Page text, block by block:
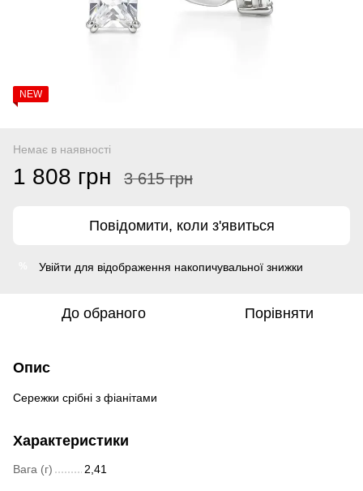
NEW
Немає в наявності
1 808 грн 3 615 грн
Повідомити, коли з'явиться
Увійти для відображення накопичувальної знижки
До обраного Порівняти
Опис
Сережки срібні з фіанітами
Характеристики
Вага (г) 2,41